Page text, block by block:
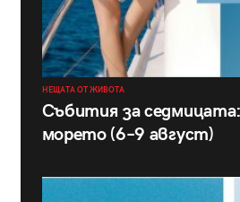
НЕЩАТА ОТ ЖИВОТА
Събития за
морето (6–9 август)